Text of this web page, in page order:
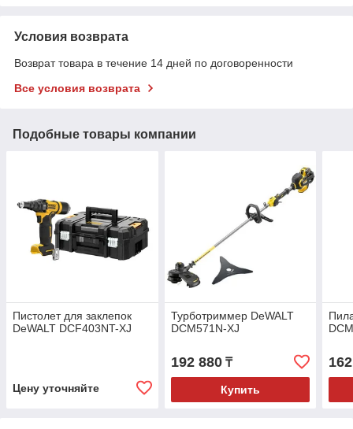
Условия возврата
Возврат товара в течение 14 дней по договоренности
Все условия возврата
Подобные товары компании
Пистолет для заклепок
DeWALT DCF403NT-XJ
Цену уточняйте
Турботриммер DeWALT
DCM571N-XJ
192 880₸
Купить